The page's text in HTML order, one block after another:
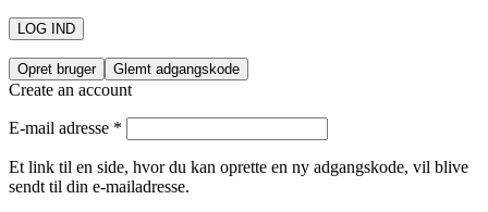
LOG IND
Opret bruger Glemt adgangskode
Create an account
E-mail adresse *
Et link til en side, hvor du kan oprette en ny adgangskode, vil blive
sendt til din e-mailadresse.